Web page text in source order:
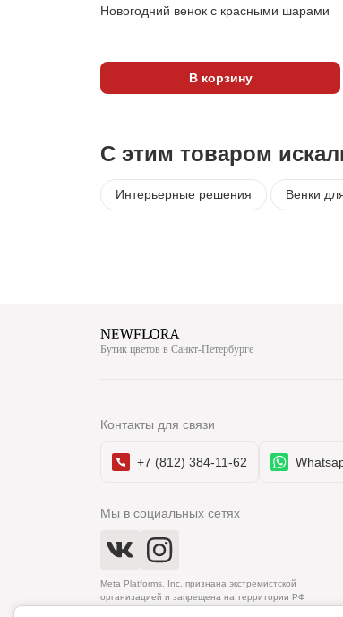
Новогодний венок с красными шарами
В корзину
С этим товаром
Интерьерные решения Венки
Бутик цветов в Санкт-Петербурге
Контакты для связи
+7 (812) 384-11-62
Мы в социальных сетях
Meta Platforms, Inc. признана экстремистской
организацией и запрещена на территории РФ